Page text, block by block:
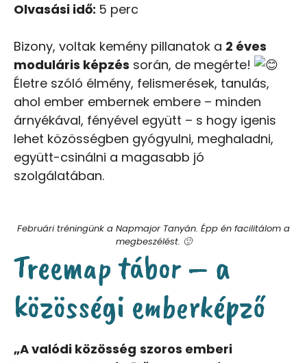
Olvasási idő: 5 perc
Bizony, voltak kemény pillanatok a 2 éves
moduláris képzés során, de megérte!
Életre szóló élmény, felismerések, tanulás,
ahol ember embernek embere – minden
árnyékával, fényével együtt – s hogy igenis
lehet közösségben gyógyulni, meghaladni,
együtt-csinálni a magasabb jó
szolgálatában.
Februári tréningünk a Napmajor Tanyán. Épp én facilitálom a
megbeszélést. 🙂
Treemap tábor – a
közösségi emberképző
„A valódi közösség szoros emberi